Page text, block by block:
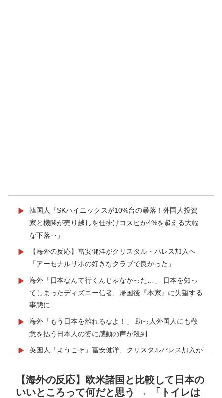
▶
韓国人「SKハイニックスが10%台の暴落！外国人投資
家と機関が売り越しを仕掛けコスピが4%を超える大幅
な下落‥」
▶
【海外の反応】冨安健洋がクリスタル・パレス加入へ
「アーセナルサポの好きなクラブで良かった」
▶
海外「日本なんて行くんじゃなかった…」 日本を知っ
てしまったディズニー信者、帰国後『本家』に失望する
事態に
▶
海外「もう日本を離れるなよ！」 助っ人外国人にも敬
意を払う日本人の姿に感動の声が殺到
▶
英国人「ようこそ」冨安健洋、クリスタルパレス加入が
ーセナルファンも祝福！【海外の反応】
▶
韓国人「日本でヤバい作品ばかりアニメ化してて心配に
【海外の反応】欧米諸国と比較して日本の
いいところって何だと思う → 「トイレは